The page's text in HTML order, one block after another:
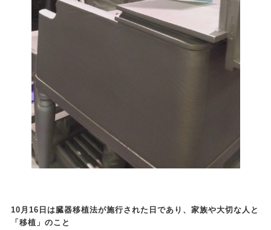
10月16日は臓器移植法が施行された日であり、家族や大切な人と
「移植」のこと